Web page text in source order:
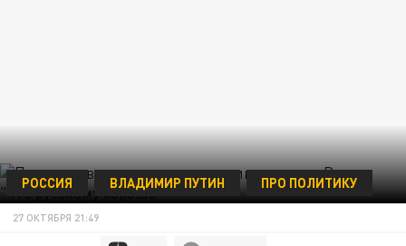
РОССИЯ ВЛАДИМИР ПУТИН ПРО ПОЛИТИКУ
27 ОКТЯБРЯ 21:49